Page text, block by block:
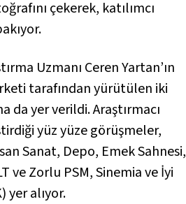
çekerek, katılımcı
Uzmanı Ceren Yartan’ın
tarafından yürütülen iki
da yer verildi. Araştırmacı
yüz yüze görüşmeler,
Sanat, Depo, Emek Sahnesi,
ve Zorlu PSM, Sinemia ve İyi
yer alıyor.